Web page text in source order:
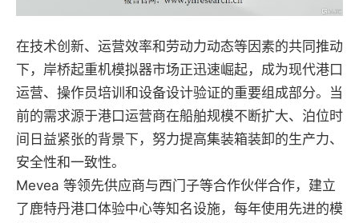
在技​​术创新、运营效率和劳动力动态等因素的共同推动
下，岸桥起重机模拟器市场正迅速崛起，成为现代港口
运营、操作员培训和设备设计验证的重要组成部分。当
前的需求源于港口运营商在船舶规模不断扩大、泊位时
间日益紧张的背景下，努力提高集装箱装卸的生产力、
安全性和一致性。
Mevea 等领先供应商与西门子等合作伙伴合作，建立
了鹿特丹港口体验中心等知名设施，每年使用先进的模